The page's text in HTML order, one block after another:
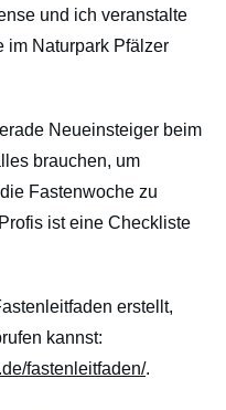
und ich veranstalte
im Naturpark Pfälzer
Neueinsteiger beim
brauchen, um
Fastenwoche zu
ist eine Checkliste
erstellt,
kannst:
fastenleitfaden/.